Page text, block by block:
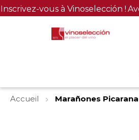
Inscrivez-vous à Vinoselección !
Accueil
Marañones